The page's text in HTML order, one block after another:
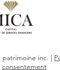
patrimoine inc. |
consentement